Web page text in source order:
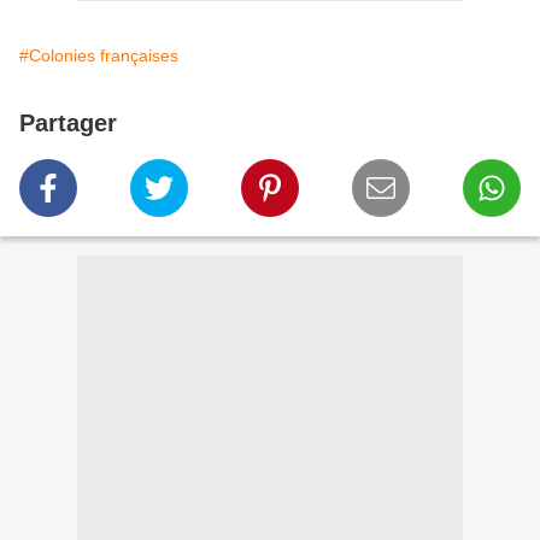
#Colonies françaises
Partager